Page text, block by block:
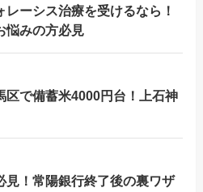
ーシス治療を受けるなら！
悩みの方必見
区で備蓄米4000円台！上石神
見！常陽銀行終了後の裏ワザ